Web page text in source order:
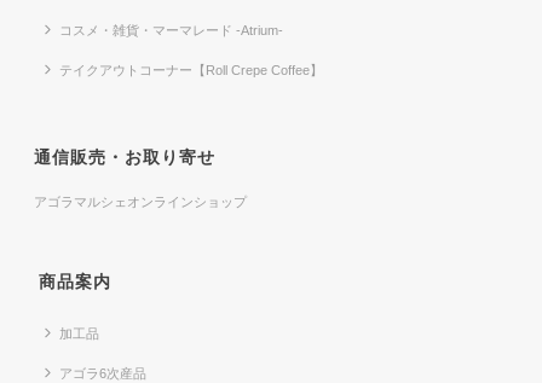
コスメ・雑貨・マーマレード -Atrium-
テイクアウトコーナー【Roll Crepe Coffee】
通信販売・お取り寄せ
アゴラマルシェオンラインショップ
商品案内
加工品
アゴラ6次産品